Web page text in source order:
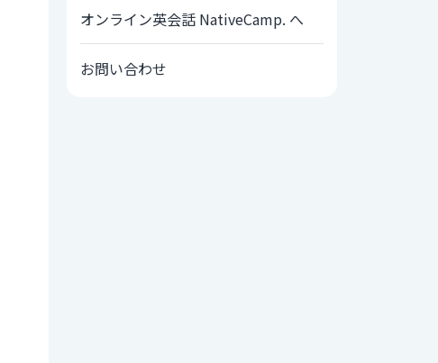
オンライン英会話 NativeCamp. へ
お問い合わせ